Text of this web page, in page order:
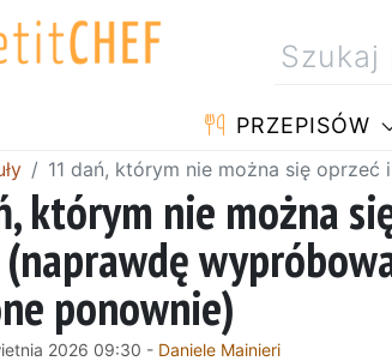
PRZEPISÓW
11 dań, którym nie można się
którym nie można
ponownie)
2026 09:30 - Daniele Mainieri